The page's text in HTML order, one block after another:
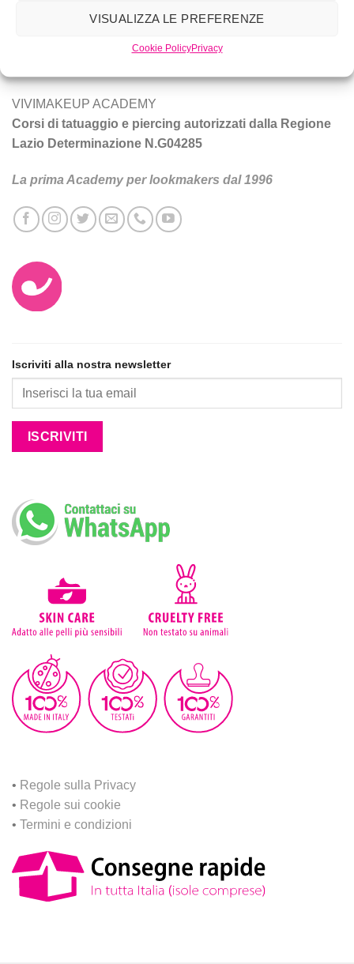
VISUALIZZA LE PREFERENZE
Cookie PolicyPrivacy
piercing a Roma.
Tecniche e prodotti per ottenere un trucco da star.
VIVIMAKEUP ACADEMY
Corsi di tatuaggio e piercing autorizzati dalla Regione
Lazio Determinazione N.G04285
La prima Academy per lookmakers dal 1996
Iscriviti alla nostra newsletter
• Regole sulla Privacy
• Regole sui cookie
• Termini e condizioni